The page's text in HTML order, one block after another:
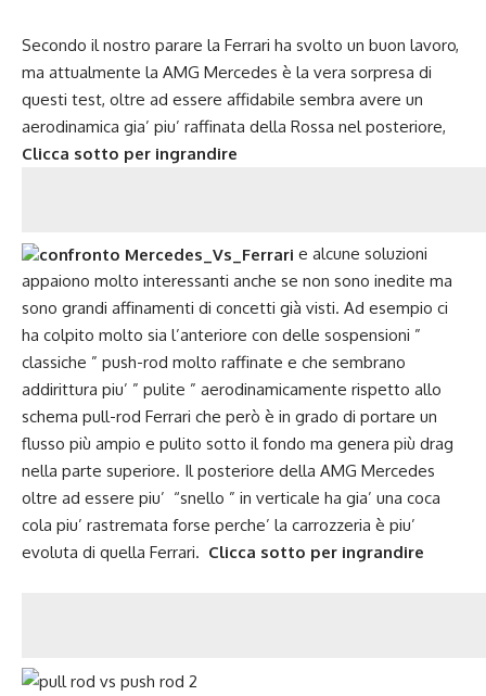
Secondo il nostro parare la Ferrari ha svolto un buon lavoro,
ma attualmente la AMG Mercedes è la vera sorpresa di
questi test, oltre ad essere affidabile sembra avere un
aerodinamica gia’ piu’ raffinata della Rossa nel posteriore,
Clicca sotto per ingrandire
e alcune soluzioni
appaiono molto interessanti anche se non sono inedite ma
sono grandi affinamenti di concetti già visti. Ad esempio ci
ha colpito molto sia l’anteriore con delle sospensioni ”
classiche ” push-rod molto raffinate e che sembrano
addirittura piu’ ” pulite ” aerodinamicamente rispetto allo
schema pull-rod Ferrari che però è in grado di portare un
flusso più ampio e pulito sotto il fondo ma genera più drag
nella parte superiore. Il posteriore della AMG Mercedes
oltre ad essere piu’ “snello ” in verticale ha gia’ una coca
cola piu’ rastremata forse perche’ la carrozzeria è piu’
evoluta di quella Ferrari. Clicca sotto per ingrandire